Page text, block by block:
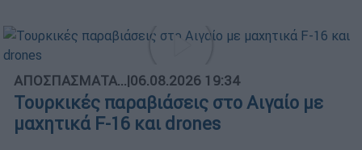
ΑΠΟΣΠΑΣΜΑΤΑ...|06.08.2026 19:34
Τουρκικές παραβιάσεις στο Αιγαίο με
μαχητικά F-16 και drones